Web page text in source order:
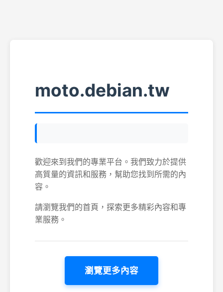
moto.debian.tw
歡迎來到我們的專業平台。我們致力於提供
高質量的資訊和服務，幫助您找到所需的內
容。
請瀏覽我們的首頁，探索更多精彩內容和專
業服務。
瀏覽更多內容